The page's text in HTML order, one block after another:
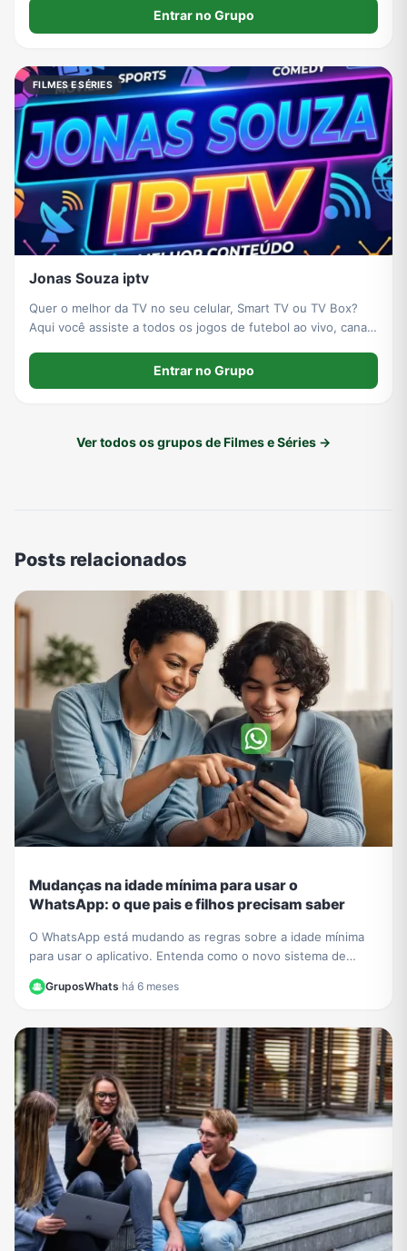
Entrar no Grupo
FILMES E SÉRIES
Jonas Souza iptv
Quer o melhor da TV no seu celular, Smart TV ou TV Box?
Aqui você assiste a todos os jogos de futebol ao vivo, canais
e séries atualizadas! Venha conferir a qualidade e peça já
seu teste grátis no z
Entrar no Grupo
Ver todos os grupos de Filmes e Séries →
Posts relacionados
Mudanças na idade mínima para usar o
WhatsApp: o que pais e filhos precisam saber
O WhatsApp está mudando as regras sobre a idade mínima
para usar o aplicativo. Entenda como o novo sistema de
contas supervisionadas para crianças vai funcionar.
GruposWhats·há 6 meses